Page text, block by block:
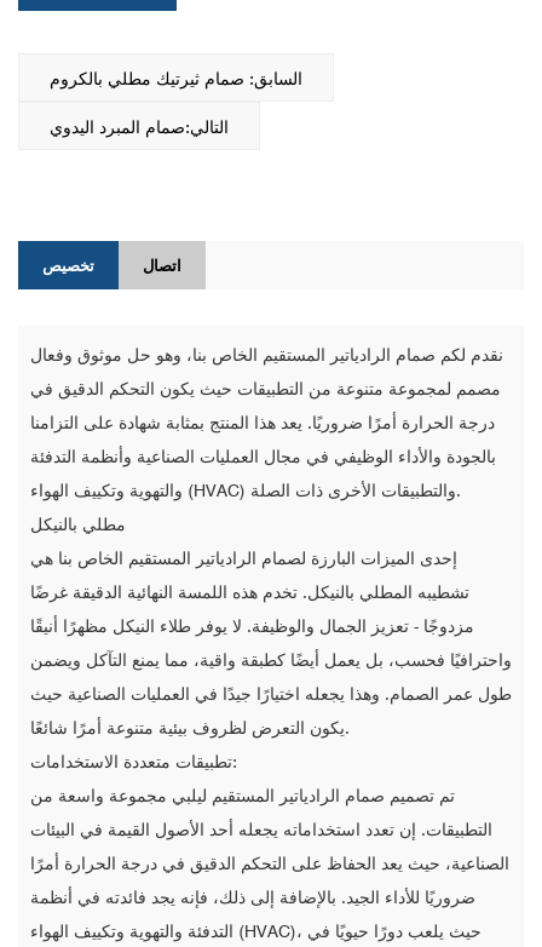
السابق: صمام ثيرتيك مطلي بالكروم
التالي:صمام المبرد اليدوي
تخصيص اتصال
نقدم لكم صمام الرادياتير المستقيم الخاص بنا، وهو حل موثوق وفعال
مصمم لمجموعة متنوعة من التطبيقات حيث يكون التحكم الدقيق في
درجة الحرارة أمرًا ضروريًا. يعد هذا المنتج بمثابة شهادة على التزامنا
بالجودة والأداء الوظيفي في مجال العمليات الصناعية وأنظمة التدفئة
والتهوية وتكييف الهواء (HVAC) والتطبيقات الأخرى ذات الصلة.
مطلي بالنيكل
إحدى الميزات البارزة لصمام الرادياتير المستقيم الخاص بنا هي
تشطيبه المطلي بالنيكل. تخدم هذه اللمسة النهائية الدقيقة غرضًا
مزدوجًا - تعزيز الجمال والوظيفة. لا يوفر طلاء النيكل مظهرًا أنيقًا
واحترافيًا فحسب، بل يعمل أيضًا كطبقة واقية، مما يمنع التآكل ويضمن
طول عمر الصمام. وهذا يجعله اختيارًا جيدًا في العمليات الصناعية حيث
يكون التعرض لظروف بيئية متنوعة أمرًا شائعًا.
تطبيقات متعددة الاستخدامات:
تم تصميم صمام الرادياتير المستقيم ليلبي مجموعة واسعة من
التطبيقات. إن تعدد استخداماته يجعله أحد الأصول القيمة في البيئات
الصناعية، حيث يعد الحفاظ على التحكم الدقيق في درجة الحرارة أمرًا
ضروريًا للأداء الجيد. بالإضافة إلى ذلك، فإنه يجد فائدته في أنظمة
التدفئة والتهوية وتكييف الهواء (HVAC)، حيث يلعب دورًا حيويًا في